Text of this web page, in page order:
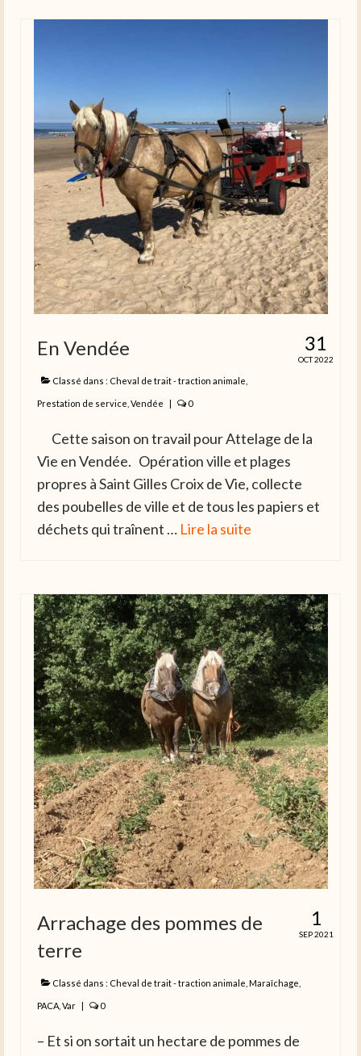
31
OCT 2022
En Vendée
Classé dans : Cheval de trait - traction animale
Prestation de service Vendée 0
Cette saison on travail pour Attelage de la
Vie en Vendée. Opération ville et plages
propres à Saint Gilles Croix de Vie, collecte
des poubelles de ville et de tous les papiers et
déchets qui traînent … Lire la suite­­
1
SEP 2021
Arrachage des pommes de
terre
Classé dans : Cheval de trait - traction animale Maraîchage
PACA Var 0
– Et si on sortait un hectare de pommes de